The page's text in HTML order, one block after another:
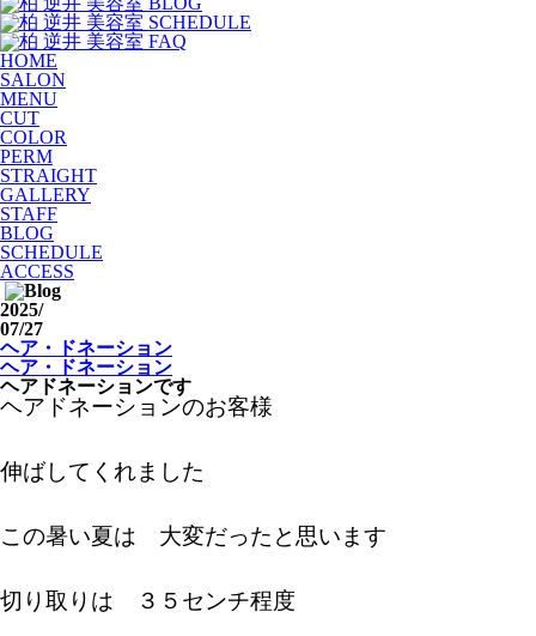
HOME
SALON
MENU
CUT
COLOR
PERM
STRAIGHT
GALLERY
STAFF
BLOG
SCHEDULE
ACCESS
2025/
07/27
ヘア・ドネーション
ヘア・ドネーション
ヘアドネーションです
ヘアドネーションのお客様
伸ばしてくれました
この暑い夏は 大変だったと思います
切り取りは ３５センチ程度